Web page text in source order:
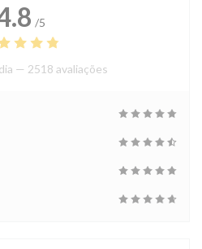
/5
— 2518 avaliações